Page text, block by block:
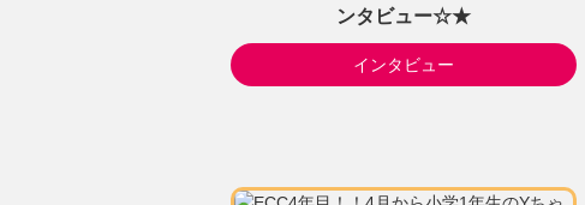
ンタビュー☆★
インタビュー